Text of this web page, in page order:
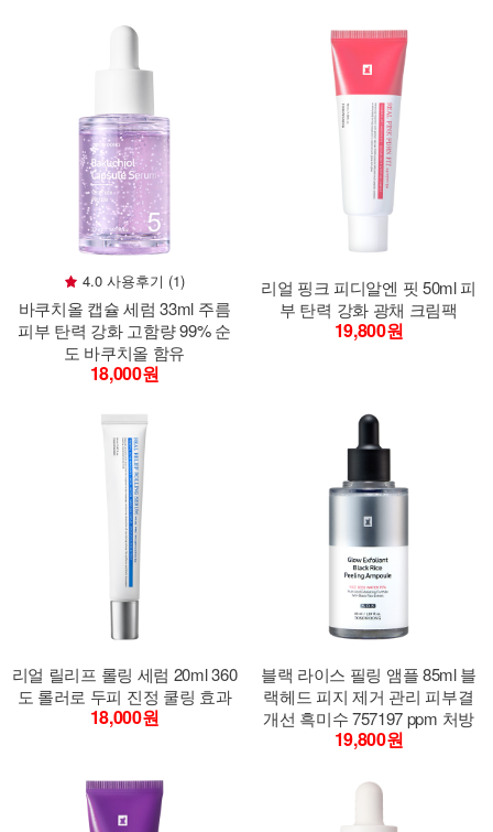
4.0 사용후기 (1)
바쿠치올 캡슐 세럼 33ml 주름
피부 탄력 강화 고함량 99% 순
도 바쿠치올 함유
18,000원
리얼 핑크 피디알엔 핏 50ml 피
부 탄력 강화 광채 크림팩
19,800원
리얼 릴리프 롤링 세럼 20ml 360
도 롤러로 두피 진정 쿨링 효과
18,000원
블랙 라이스 필링 앰플 85ml 블
랙헤드 피지 제거 관리 피부결
개선 흑미수 757197 ppm 처방
19,800원